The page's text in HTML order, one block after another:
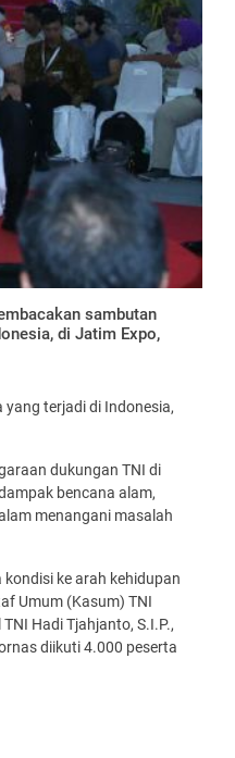
sambutan
di Jatim Expo,
terjadi di Indonesia,
dukungan TNI di
bencana alam,
menangani masalah
ke arah kehidupan
Umum (Kasum) TNI
Hadi Tjahjanto, S.I.P.,
diikuti 4.000 peserta